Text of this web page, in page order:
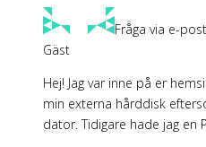
Fråga via e-post
Gäst
Hej! Jag var inne på er
min externa hårddisk
dator. Tidigare hade jag en